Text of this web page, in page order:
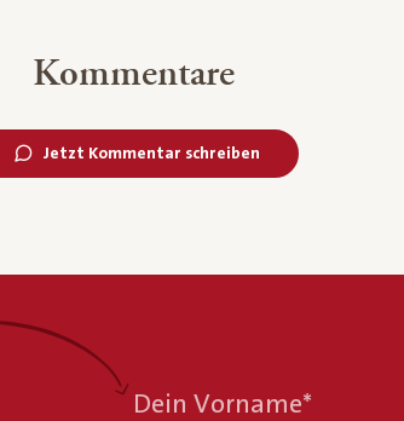
Kommentare
Jetzt Kommentar schreiben
Dein Vorname*